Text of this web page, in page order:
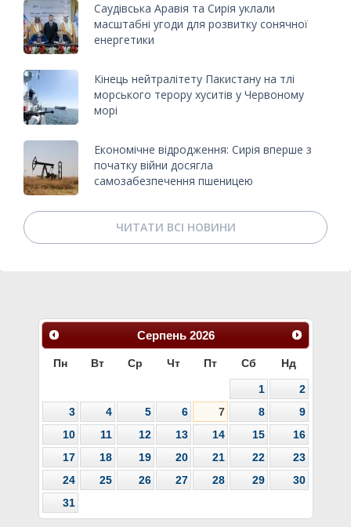
Саудівська Аравія та Сирія уклали
масштабні угоди для розвитку сонячної
енергетики
Кінець нейтралітету Пакистану на тлі
морського терору хуситів у Червоному
морі
Економічне відродження: Сирія вперше з
початку війни досягла
самозабезпечення пшеницею
ЧИТАТИ ВСІ НОВИНИ
Серпень 2026
Пн Вт Ср Чт Пт Сб Нд
1
2
3
4 5 6 7 8
9
10
11 12 13 14 15
16
17
18 19 20 21 22
23
24
25 26 27 28 29
30
31